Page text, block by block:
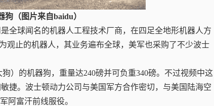
狗 （图片来自baidu）
全球闻名的机器人工程技术厂商，在四足全地形机器人方
观止的机器人，其业务遍布全球，美军也采购了不少波士
）的机器狗，重量达240磅并可负重340磅。不过视频中这
捷。波士顿动力公司与美国军方合作密切，与美国陆海空
阿富汗前线服役。